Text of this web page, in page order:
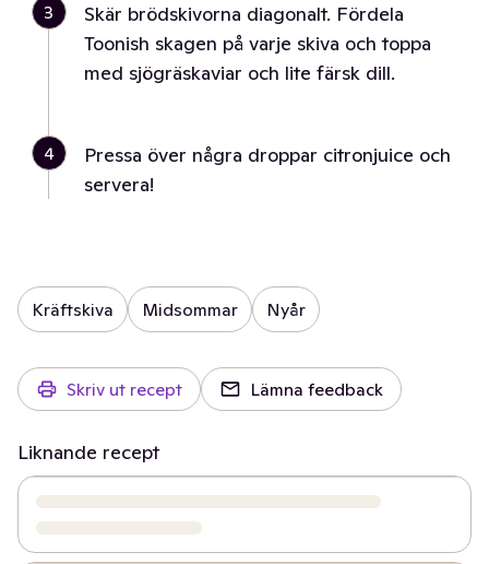
3
Skär brödskivorna diagonalt. Fördela
Toonish skagen på varje skiva och toppa
med sjögräskaviar och lite färsk dill.
4
Pressa över några droppar citronjuice och
servera!
Kräftskiva Midsommar Nyår
Skriv ut recept Lämna feedback
Liknande recept